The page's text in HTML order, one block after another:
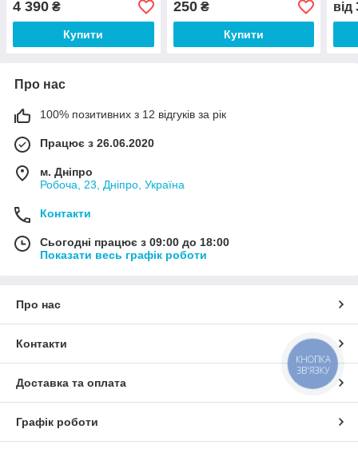
4 390 ₴
Купити
250₴
Купити
від
Про нас
100% позитивних з 12 відгуків за рік
Працює з 26.06.2020
м. Дніпро
Робоча, 23, Дніпро, Україна
Контакти
Сьогодні працює з 09:00 до 18:00
Показати весь графік роботи
Про нас
Контакти
Доставка та оплата
Графік роботи
КНОПКА
ЗВ'ЯЗКУ